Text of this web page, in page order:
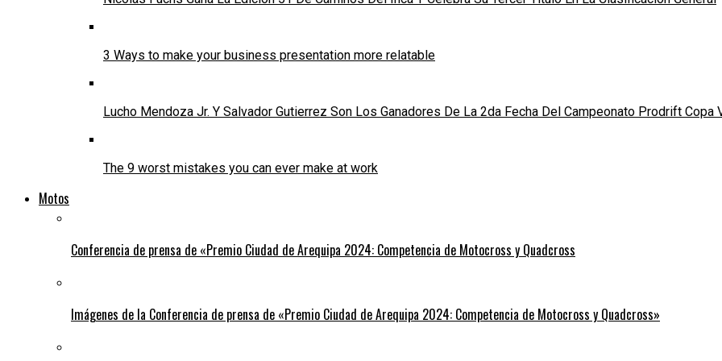
3 Ways to make your business presentation more relatable
Lucho Mendoza Jr. Y Salvador Gutierrez Son Los Ganadores De La 2da Fecha Del Campeonato Prodrift Copa
The 9 worst mistakes you can ever make at work
Motos
Conferencia de prensa de «Premio Ciudad de Arequipa 2024: Competencia de Motocross y Quadcross
Imágenes de la Conferencia de prensa de «Premio Ciudad de Arequipa 2024: Competencia de Motocross y Quadcross»